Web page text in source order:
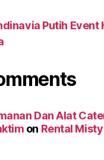
Putih Event
Dan Alat
on Rental